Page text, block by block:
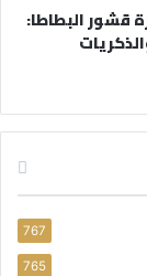
قشور البطاطا:
767
765